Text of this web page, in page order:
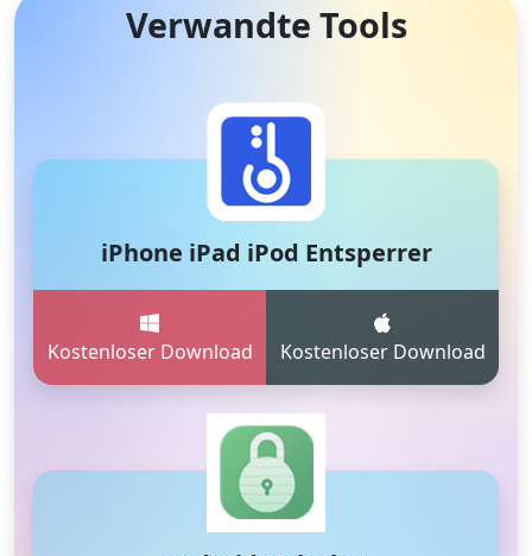
Verwandte Tools
iPhone iPad iPod Entsperrer
Kostenloser Download Kostenloser Download